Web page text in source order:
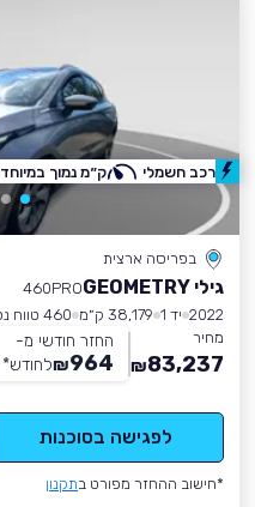
בפריסה ארצית
גילי GEOMETRY
460PRO
2022 יד 1 38,179 ק״מ
460 טווח נסיעה
מחיר
83,237
₪
החזר חודשי מ-
964
₪לחודש*
לפגישה בסוכנות
*חישוב ההחזר מפורט בתקנון
רכב חשמלי ק״מ נמוך במיוחד